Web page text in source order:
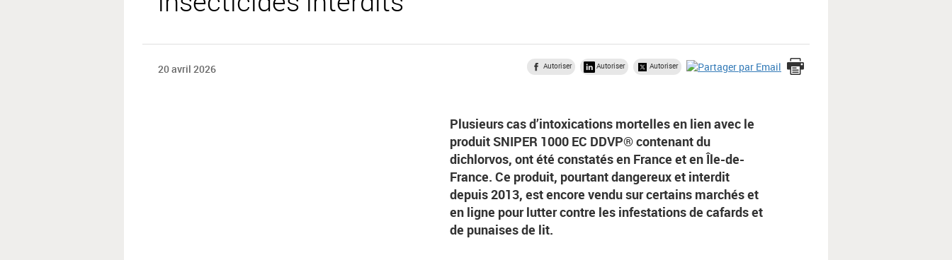
20 avril 2026 Autoriser Autoriser Autoriser
Plusieurs cas d’intoxications mortelles en lien avec le
produit SNIPER 1000 EC DDVP® contenant du
dichlorvos, ont été constatés en France et en Île-de-
France. Ce produit, pourtant dangereux et interdit
depuis 2013, est encore vendu sur certains marchés et
en ligne pour lutter contre les infestations de cafards et
de punaises de lit.